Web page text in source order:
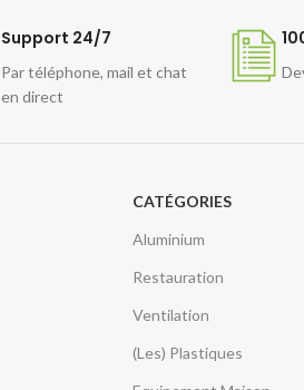
Support 24/7
Par téléphone, mail et chat
en direct
CATÉGORIES
Aluminium
Restauration
Ventilation
(Les) Plastiques